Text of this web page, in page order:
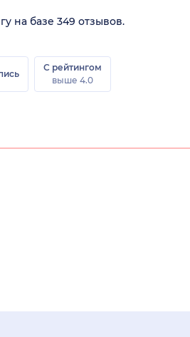
на базе 349 отзывов.
С рейтингом
выше 4.0